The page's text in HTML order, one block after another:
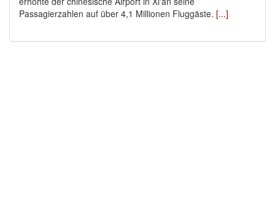
Passagierzahlen auf über 4,1 Millionen Fluggäste. [...]